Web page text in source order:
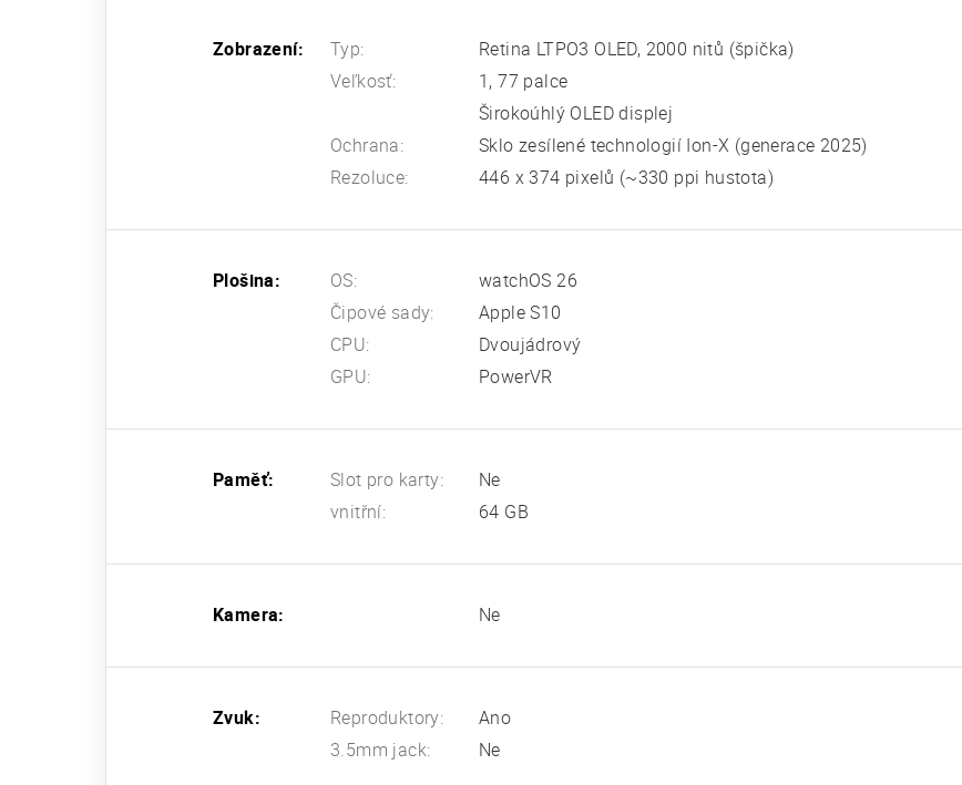
Zobrazení: Typ:
Retina LTPO3 OLED, 2000 nitů (špička)
Veľkosť:
1, 77 palce
Širokoúhlý OLED displej
Ochrana:
Sklo zesílené technologií Ion-X (generace 2025)
Rezoluce:
446 x 374 pixelů (~330 ppi hustota)
Plošina: OS:
watchOS 26
Čipové sady:
Apple S10
CPU:
Dvoujádrový
GPU:
PowerVR
Paměť: Slot pro karty:
Ne
vnitřní:
64 GB
Kamera: Ne
Zvuk: Reproduktory:
Ano
3.5mm jack:
Ne